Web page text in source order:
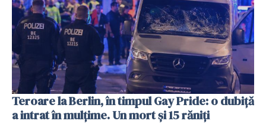
Teroare la Berlin, în timpul Gay Pride: o dubiță
a intrat în mulțime. Un mort și 15 răniți